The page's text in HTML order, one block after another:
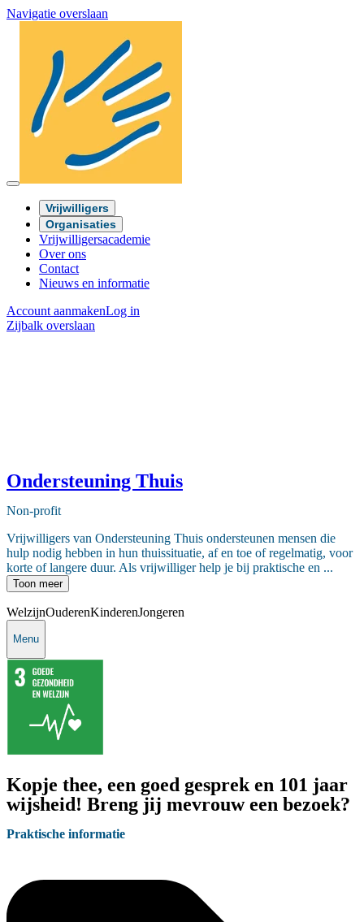
Navigatie overslaan
Vrijwilligers
Organisaties
Vrijwilligersacademie
Over ons
Contact
Nieuws en informatie
Account aanmakenLog in
Zijbalk overslaan
Ondersteuning Thuis
Non-profit
Vrijwilligers van Ondersteuning Thuis ondersteunen mensen die
hulp nodig hebben in hun thuissituatie, af en toe of regelmatig, voor
korte of langere duur. Als vrijwilliger help je bij praktische en ...
Toon meer
WelzijnOuderenKinderenJongeren
Menu
Kopje thee, een goed gesprek en 101 jaar
wijsheid! Breng jij mevrouw een bezoek?
Praktische informatie